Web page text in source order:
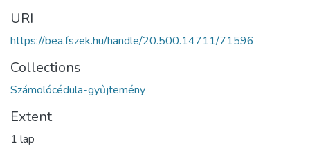
URI
https://bea.fszek.hu/handle/20.500.14711/71596
Collections
Számolócédula-gyűjtemény
Extent
1 lap